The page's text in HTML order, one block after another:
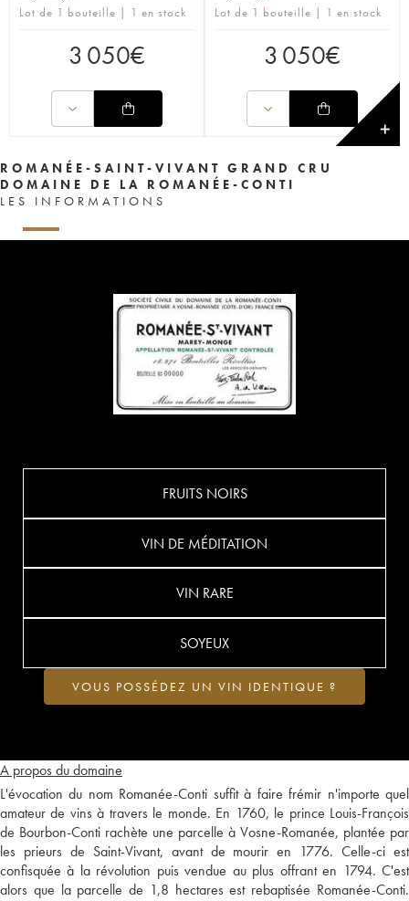
Lot de 1 bouteille | 1 en stock
3 050€
Lot de 1 bouteille | 1 en stock
3 050€
✕
ROMANÉE-SAINT-VIVANT GRAND CRU
DOMAINE DE LA ROMANÉE-CONTI
LES INFORMATIONS
A propos du domaine
L'évocation du nom Romanée-Conti suffit à faire frémir n'importe quel
amateur de vins à travers le monde. En 1760, le prince Louis-François
de Bourbon-Conti rachète une parcelle à Vosne-Romanée, plantée par
les prieurs de Saint-Vivant, avant de mourir en 1776. Celle-ci est
confisquée à la révolution puis vendue au plus offrant en 1794. C'est
alors que la parcelle de 1,8 hectares est rebaptisée Romanée-Conti.
FRUITS NOIRS
VIN DE MÉDITATION
VIN RARE
SOYEUX
VOUS POSSÉDEZ UN VIN IDENTIQUE ?